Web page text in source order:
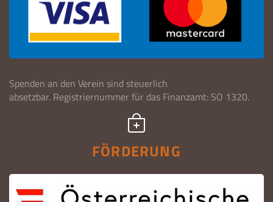
Spenden an den Verein sind steuerlich
absetzbar. Registriernummer für das Finanzamt: SO 1320.
FÖRDERUNG